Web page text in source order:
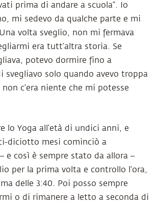
prima di andare a scuola”. Io
mi sedevo da qualche parte e mi
volta sveglio, non mi fermava
era tutt’altra storia. Se
potevo dormire fino a
svegliavo solo quando avevo troppa
c’era niente che mi potesse
lo Yoga all’età di undici anni, e
diciotto mesi cominciò a
e così è sempre stato da allora –
per la prima volta e controllo l’ora,
delle 3:40. Poi posso sempre
o di rimanere a letto a seconda di